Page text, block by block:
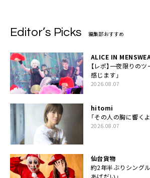
Editor’s Picks 編集部おすすめ
ALICE IN
【レポ】一夜限りの
感じます」
2026.08.07
hitomi
「その人の胸に響く
2026.08.07
仙台貨物
約2年半ぶりシング
あげだい」